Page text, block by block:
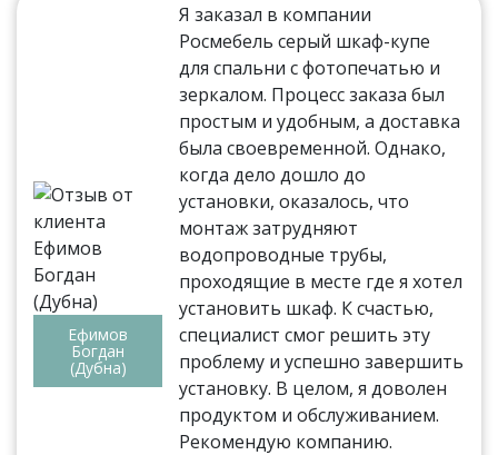
Ефимов
Богдан
(Дубна)
Я заказал в компании
Росмебель серый шкаф-купе
для спальни с фотопечатью и
зеркалом. Процесс заказа был
простым и удобным, а доставка
была своевременной. Однако,
когда дело дошло до
установки, оказалось, что
монтаж затрудняют
водопроводные трубы,
проходящие в месте где я хотел
установить шкаф. К счастью,
специалист смог решить эту
проблему и успешно завершить
установку. В целом, я доволен
продуктом и обслуживанием.
Рекомендую компанию.